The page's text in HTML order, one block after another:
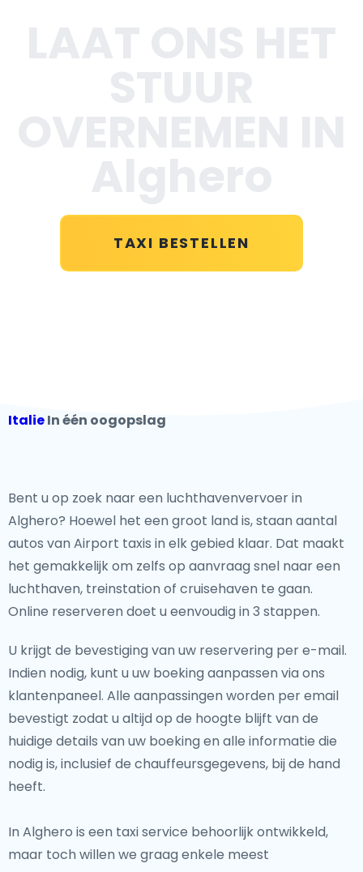
TAXI BESTELLEN
ItalieIn één oogopslag
Bent u op zoek naar een luchthavenvervoer in
Alghero? Hoewel het een groot land is, staan aantal
autos van Airport taxis in elk gebied klaar. Dat maakt
het gemakkelijk om zelfs op aanvraag snel naar een
luchthaven, treinstation of cruisehaven te gaan.
Online reserveren doet u eenvoudig in 3 stappen.
U krijgt de bevestiging van uw reservering per e-mail.
Indien nodig, kunt u uw boeking aanpassen via ons
klantenpaneel. Alle aanpassingen worden per email
bevestigt zodat u altijd op de hoogte blijft van de
huidige details van uw boeking en alle informatie die
nodig is, inclusief de chauffeursgegevens, bij de hand
heeft.
In Alghero is een taxi service behoorlijk ontwikkeld,
maar toch willen we graag enkele meest